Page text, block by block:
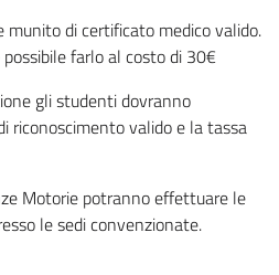
munito di certificato medico valido.
farlo al costo di 30€
gli studenti dovranno
riconoscimento valido e la tassa
Motorie potranno effettuare le
le sedi convenzionate.